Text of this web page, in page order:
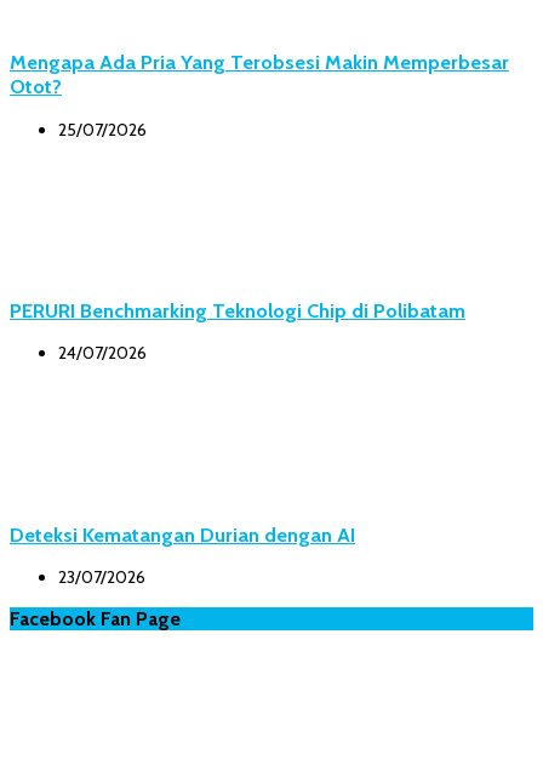
Mengapa Ada Pria Yang Terobsesi Makin Memperbesar
Otot?
25/07/2026
PERURI Benchmarking Teknologi Chip di Polibatam
24/07/2026
Deteksi Kematangan Durian dengan AI
23/07/2026
Facebook Fan Page